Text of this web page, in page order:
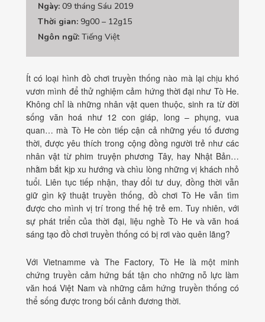
Ngày: 09 tháng Sáu 2019
Thời gian: 9g00 – 12g15
Ngôn ngữ: Tiếng Việt
Ít có loại hình đồ chơi truyền thống nào mà lại chịu khó
vươn mình để thử nghiệm cảm hứng thời đại như Tò He.
Không chỉ là những nhân vật quen thuộc, sinh ra từ đời
sống văn hoá như 12 con giáp, long – phụng, vua
quan… mà Tò He còn tiếp cận cả những yếu tố đương
thời, được yêu thích trong cộng đồng người trẻ như các
nhân vật từ phim truyện phương Tây, hay Nhật Bản…
nhằm bắt kịp xu hướng và chìu lòng những vị khách nhỏ
tuổi. Liên tục tiếp nhận, thay đổi tư duy, đồng thời vẫn
giữ gìn kỹ thuật truyền thống, đồ chơi Tò He vẫn tìm
được cho mình vị trí trong thế hệ trẻ em. Tuy nhiên, với
sự phát triển của thời đại, liệu nghề Tò He và văn hoá
sáng tạo đồ chơi truyền thống có bị rơi vào quên lãng?
Với Vietnamme và The Factory, Tò He là một minh
chứng truyền cảm hứng bất tận cho những nỗ lực làm
văn hoá Việt Nam và những cảm hứng truyền thống có
thể sống được trong bối cảnh đương thời.